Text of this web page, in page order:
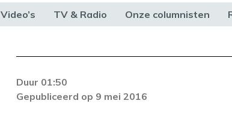
Video’s TV & Radio Onze columnisten
Duur 01:50
Gepubliceerd op 9 mei 2016